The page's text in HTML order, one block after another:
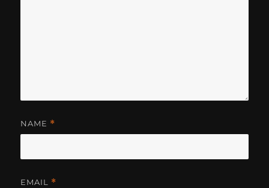
NAME *
EMAIL *